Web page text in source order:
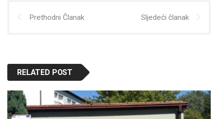
Prethodni Članak Sljedeći članak
RELATED POST